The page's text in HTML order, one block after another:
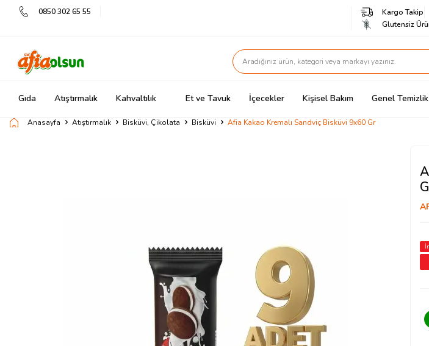
0850 302 65 55 Kargo Takip
Glutensiz
Gıda Atıştırmalık Kahvaltılık Et ve Tavuk İçecekler Kişisel Bakım Genel Temizlik
Anasayfa Atıştırmalık Bisküvi, Çikolata Bisküvi Afia Kakao Kremalı Sandviç Bisküvi 9x60 Gr